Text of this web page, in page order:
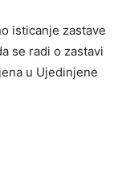
isticanje zastave
se radi o zastavi
u Ujedinjene